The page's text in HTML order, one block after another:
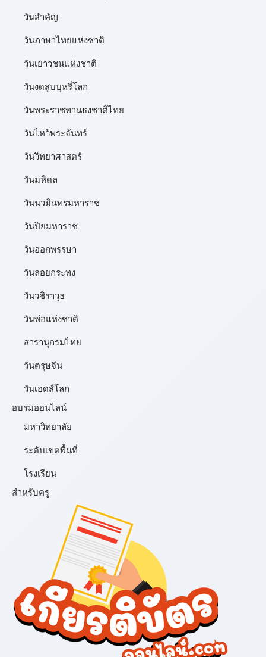
วันสำคัญ
วันภาษาไทยแห่งชาติ
วันเยาวชนแห่งชาติ
วันงดสูบบุหรี่โลก
วันพระราชทานธงชาติไทย
วันไหว้พระจันทร์​
วันวิทยาศาสตร์
วันมหิดล
วันนวมินทรมหาราช
วันปิยมหาราช
วันออกพรรษา
วันลอยกระทง
วันวชิราวุธ
วันพ่อแห่งชาติ
สารานุกรมไทย
วันตรุษจีน
วันเอดส์โลก
อบรมออนไลน์
มหาวิทยาลัย
ระดับเขตพื้นที่
โรงเรียน
สำหรับครู